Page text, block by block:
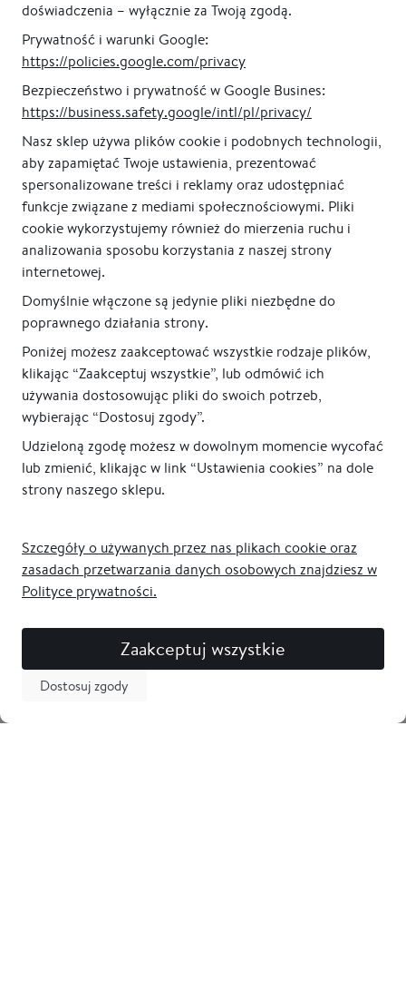
100% gwarancja jakości Polski producent
Newsletter
doświadczenia – wyłącznie za Twoją zgodą.
Prywatność i warunki Google:
https://policies.google.com/privacy
Bezpieczeństwo i prywatność w Google Busines:
https://business.safety.google/intl/pl/privacy/
Nasz sklep używa plików cookie i podobnych technologii,
aby zapamiętać Twoje ustawienia, prezentować
spersonalizowane treści i reklamy oraz udostępniać
funkcje związane z mediami społecznościowymi. Pliki
cookie wykorzystujemy również do mierzenia ruchu i
analizowania sposobu korzystania z naszej strony
internetowej.
Domyślnie włączone są jedynie pliki niezbędne do
poprawnego działania strony.
Poniżej możesz zaakceptować wszystkie rodzaje plików,
klikając “Zaakceptuj wszystkie”, lub odmówić ich
używania dostosowując pliki do swoich potrzeb,
wybierając “Dostosuj zgody”.
Udzieloną zgodę możesz w dowolnym momencie wycofać
lub zmienić, klikając w link “Ustawienia cookies” na dole
strony naszego sklepu.
Szczegóły o używanych przez nas plikach cookie oraz
zasadach przetwarzania danych osobowych znajdziesz w
Polityce prywatności.
Dostosuj zgody
Zaakceptuj wszystkie